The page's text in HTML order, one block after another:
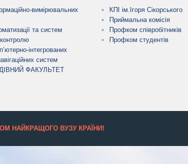
вимірювальних
та систем
контролю
інтегрованих
систем
ФАКУЛЬТЕТ
КПІ ім.Ігоря Сікорського
Приймальна комісія
Профком співробітників
Профком студентів
НАЙКРАЩОГО ВУЗУ КРАЇНИ!